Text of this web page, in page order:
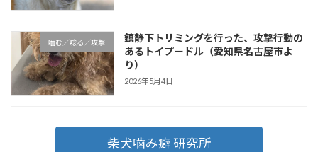
噛む／唸る／攻撃
鎮静下トリミングを行った、攻撃行動の
あるトイプードル（愛知県名古屋市よ
り）
2026年5月4日
柴犬噛み癖 研究所